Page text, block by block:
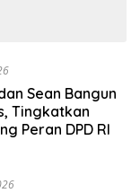
Sean Bangun
Tingkatkan
Peran DPD RI